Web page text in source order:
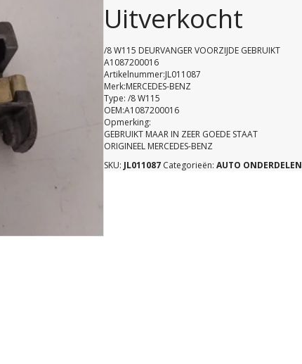
Uitverkocht
/8 W115 DEURVANGER VOORZIJDE GEBRUIKT
A1087200016
Artikelnummer:JL011087
Merk:MERCEDES-BENZ
Type: /8 W115
OEM:A1087200016
Opmerking:
GEBRUIKT MAAR IN ZEER GOEDE STAAT
ORIGINEEL MERCEDES-BENZ
SKU: JL011087 Categorieën: AUTO ONDERDELEN